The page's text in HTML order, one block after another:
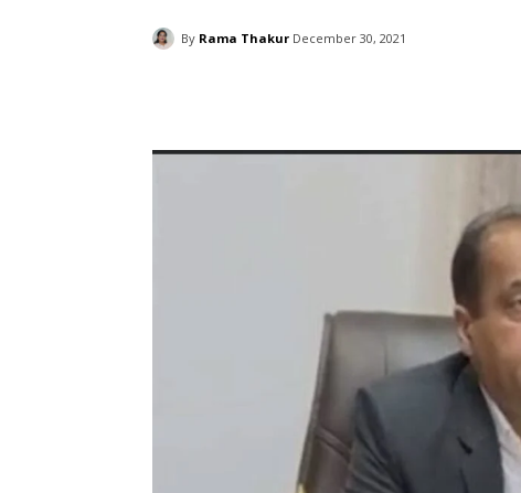
By Rama Thakur December 30, 2021